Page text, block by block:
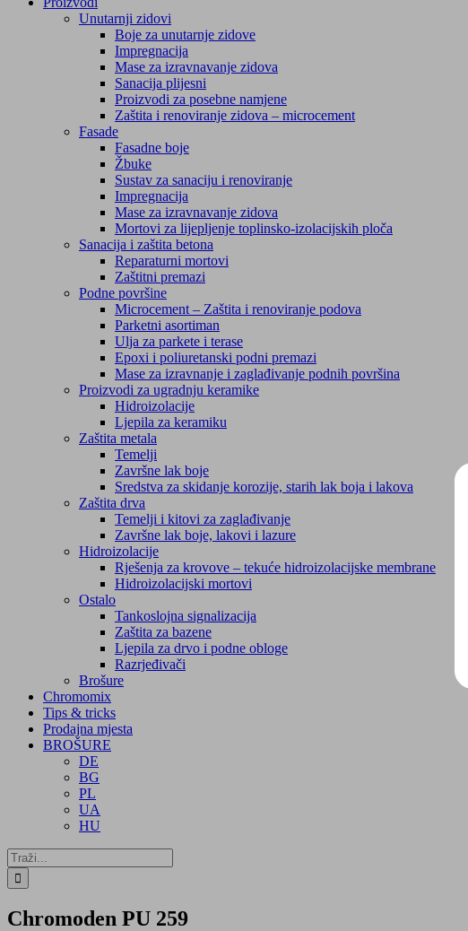
Unutarnji zidovi
Boje za unutarnje zidove
Impregnacija
Mase za izravnavanje zidova
Sanacija plijesni
Proizvodi za posebne namjene
Zaštita i renoviranje zidova – microcement
Fasade
Fasadne boje
Žbuke
Sustav za sanaciju i renoviranje
Impregnacija
Mase za izravnavanje zidova
Mortovi za lijepljenje toplinsko-izolacijskih ploča
Sanacija i zaštita betona
Reparaturni mortovi
Zaštitni premazi
Podne površine
Microcement – Zaštita i renoviranje podova
Parketni asortiman
Ulja za parkete i terase
Epoxi i poliuretanski podni premazi
Mase za izravnanje i zaglađivanje podnih površina
Proizvodi za ugradnju keramike
Hidroizolacije
Ljepila za keramiku
Zaštita metala
Temelji
Završne lak boje
Sredstva za skidanje korozije, starih lak boja i lakova
Zaštita drva
Temelji i kitovi za zaglađivanje
Završne lak boje, lakovi i lazure
Hidroizolacije
Rješenja za krovove – tekuće hidroizolacijske membrane
Hidroizolacijski mortovi
Ostalo
Tankoslojna signalizacija
Zaštita za bazene
Ljepila za drvo i podne obloge
Razrjeđivači
Brošure
Chromomix
Tips & tricks
Prodajna mjesta
BROŠURE
DE
BG
PL
UA
HU
Traži...
Chromoden PU 259